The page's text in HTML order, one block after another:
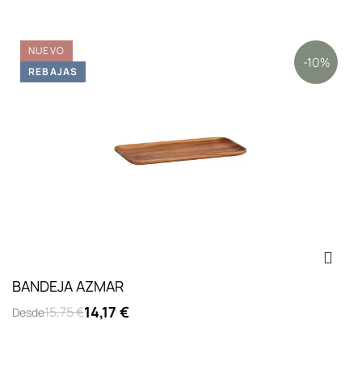
BANDEJA AZMAR
Desde15,75 €14,17 €
NUEVO
-10%
REBAJAS